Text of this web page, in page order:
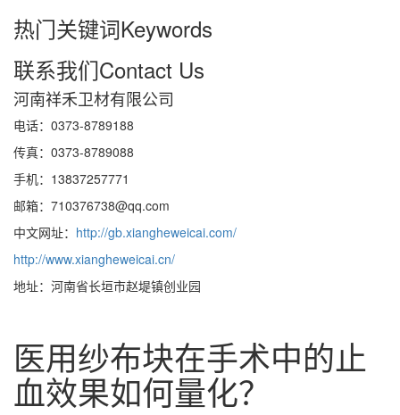
热门关键词Keywords
联系我们Contact Us
河南祥禾卫材有限公司
电话：0373-8789188
传真：0373-8789088
手机：13837257771
邮箱：710376738@qq.com
中文网址： http://gb.xiangheweicai.com/
http://www.xiangheweicai.cn/
地址：河南省长垣市赵堤镇创业园
医用纱布块在手术中的止
血效果如何量化？